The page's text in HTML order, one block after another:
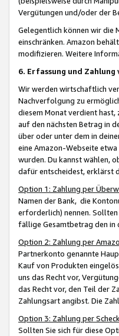
Vergütungen und/oder der
Gelegentlich können wir die
einschränken. Amazon
modifizieren. Weitere
6. Erfassung und Zahlung
Wir werden wirtschaftlich
Nachverfolgung zu
diesem Monat verdient
auf den nächsten Betrag in
über oder unter dem in
eine Amazon-Webseite
wurden. Du kannst wählen,
dafür entscheidest, erklärst
Option 1: Zahlung per
Namen der Bank, die
erforderlich) nennen. Sollten
fällige Gesamtbetrag den in
Option 2: Zahlung per
Partnerkonto genannte
Kauf von Produkten
uns das Recht vor,
das Recht vor, den Teil der
Zahlungsart angibst. Die
Option 3: Zahlung per
Sollten Sie sich für diese